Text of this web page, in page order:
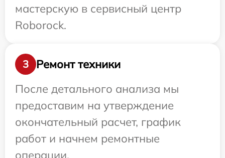
мастерскую в сервисный центр
Roborock.
3
Ремонт техники
После детального анализа мы
предоставим на утверждение
окончательный расчет, график
работ и начнем ремонтные
операции.